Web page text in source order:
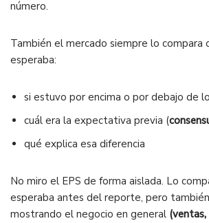
número.
También el mercado siempre lo compara
esperaba:
si estuvo por encima o por debajo de
cuál era la expectativa previa (
qué explica esa diferencia
No miro el EPS de forma aislada. Lo
esperaba antes del reporte, pero
mostrando el negocio en general